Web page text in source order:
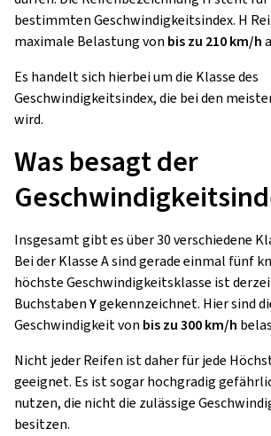
bestimmten Geschwindigkeitsindex. H
maximale Belastung von bis zu 210 km/h
Es handelt sich hierbei um die Klasse des
Geschwindigkeitsindex, die bei den
wird.
Was besagt der
Insgesamt gibt es über 30 verschiedene
Bei der Klasse A sind gerade einmal fünf
höchste Geschwindigkeitsklasse ist
BuchstabenYgekennzeichnet. Hier sind
Geschwindigkeit von bis zu 300 km/h
Nicht jeder Reifen ist daher für jede
geeignet. Es ist sogar hochgradig
nutzen, die nicht die zulässige
besitzen.